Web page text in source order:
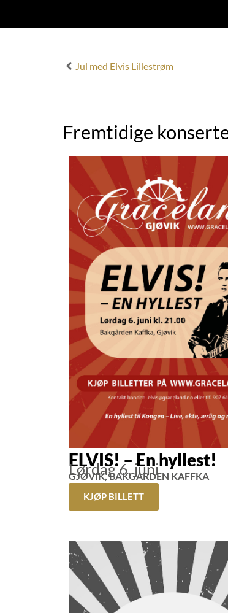
Jul med Elvis Lillestrøm
Fremtidige
ELVIS! – En hyllest!
Lørdag 6. juni
GJØVIK, BAKGÅRDEN KAFFKA
KJØP BILLETT